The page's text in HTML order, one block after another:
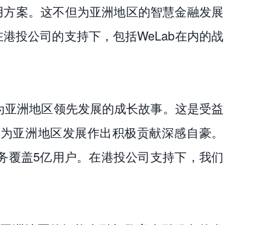
案。这不但为亚洲地区的智慧金融发展
投公司的支持下，包括WeLab在内的战
洲地区领先发展的成长故事。这是受益
洲地区发展作出积极贡献深感自豪。
覆盖5亿用户。在港投公司支持下，我们